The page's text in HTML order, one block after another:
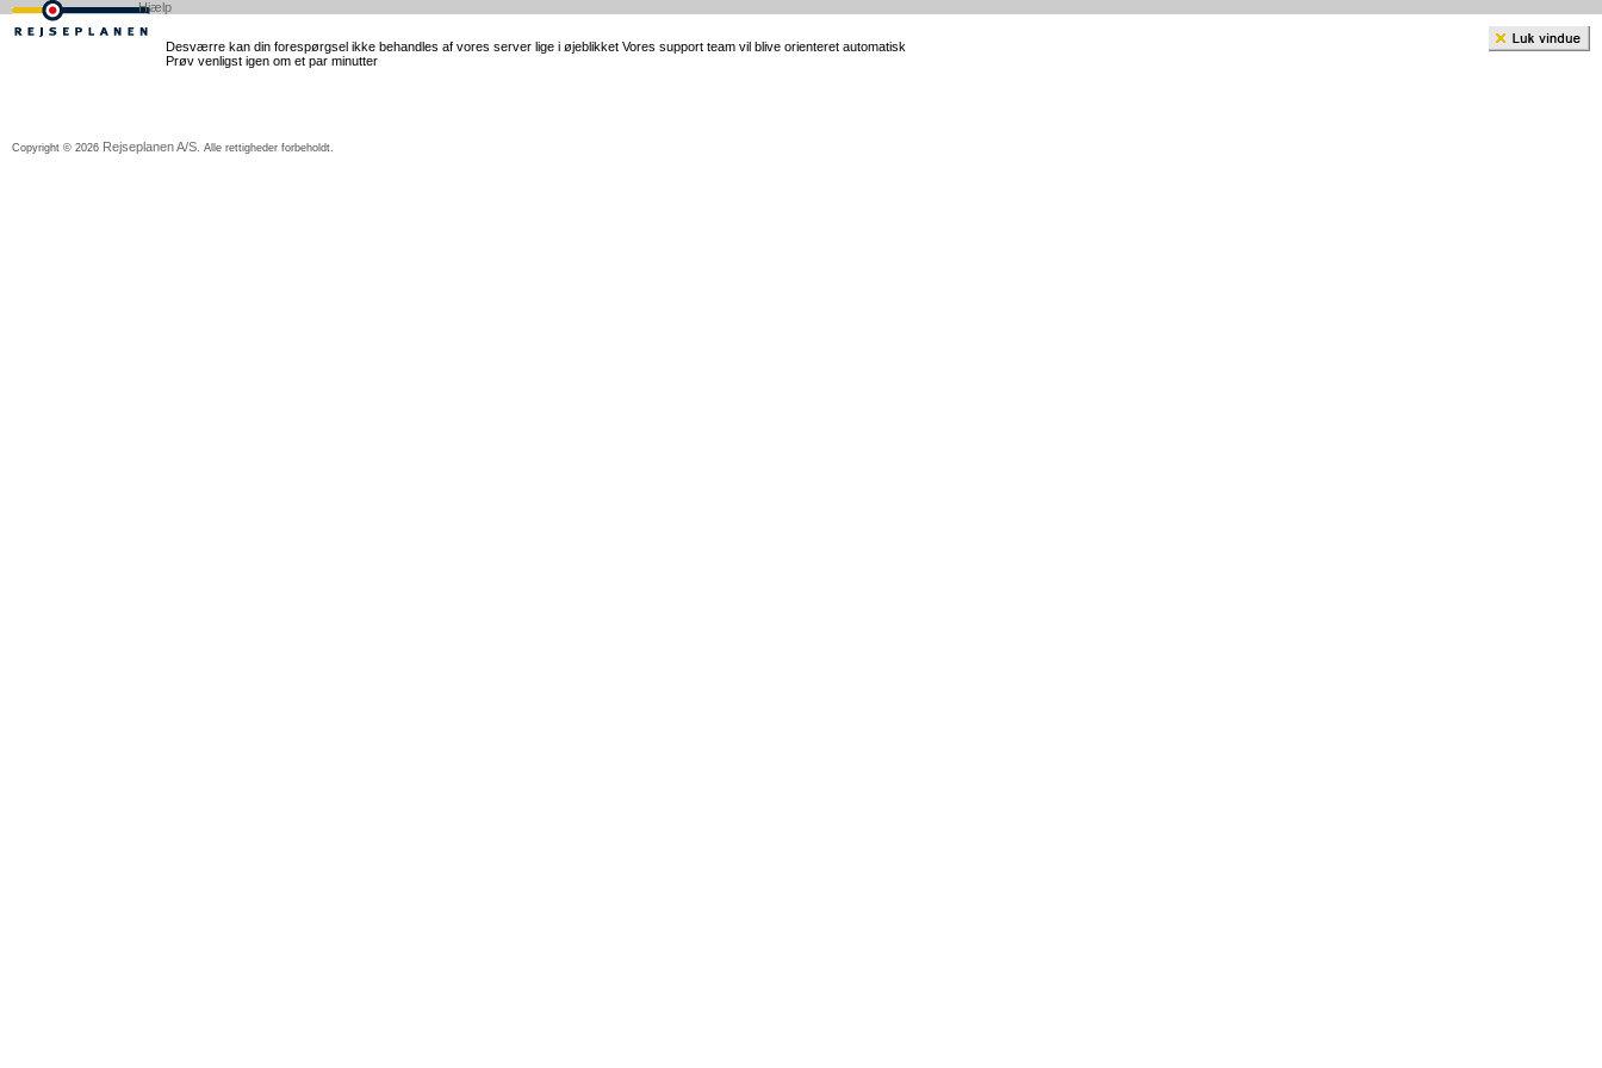
Hjælp
Desværre kan din forespørgsel ikke behandles af vores server lige i øjeblikket Vores support team vil blive orienteret automatisk
Prøv venligst igen om et par minutter
Copyright © 2026 Rejseplanen A/S. Alle rettigheder forbeholdt.